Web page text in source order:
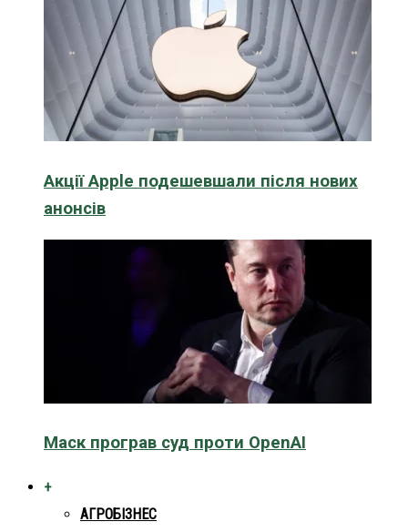
Акції Apple подешевшали після нових
анонсів
Маск програв суд проти OpenAI
+
АГРОБІЗНЕС